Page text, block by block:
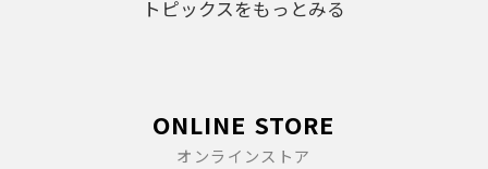
トピックスをもっとみる
ONLINE STORE
オンラインストア